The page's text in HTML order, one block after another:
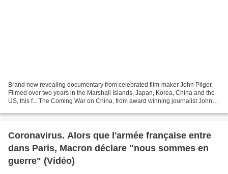
Brand new revealing documentary from celebrated film-maker John Pilger.
Filmed over two years in the Marshall Islands, Japan, Korea, China and the
US, this f... The Coming War on China, from award winning journalist John
Coronavirus. Alors que l'armée française entre
dans Paris, Macron déclare "nous sommes en
guerre" (Vidéo)